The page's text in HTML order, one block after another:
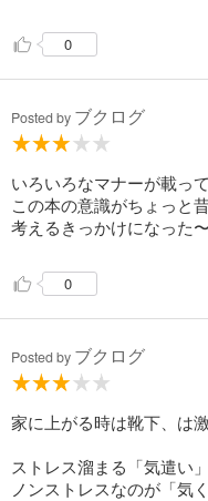
0
Posted by ブクログ
いろいろなマナーが載っ
この本の意識がちょっと
考えるきっかけになった〜
0
Posted by ブクログ
家に上がる時は靴下、は
ストレス溜まる「気遣い
ノンストレスなのが「気